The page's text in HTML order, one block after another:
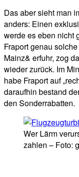
Das aber sieht man
anders: Einen
werde es eben nicht
Fraport genau
Mainz& erfuhr, zog
wieder zurück. Im
habe Fraport auf
daraufhin bestand
den Sonderrabatten.
Wer Lärm
zahlen – Foto: